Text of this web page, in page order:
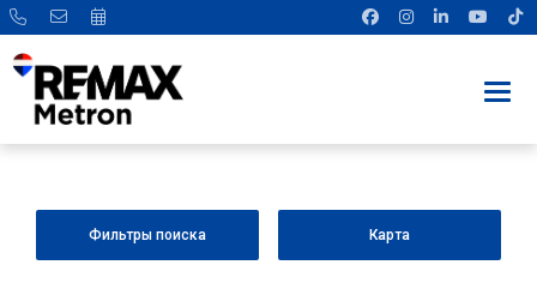
Фильтры поиска Карта